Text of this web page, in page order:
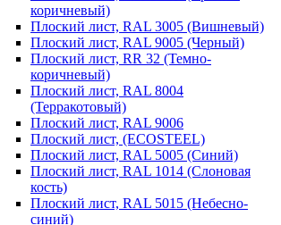
коричневый)
Плоский лист, RAL 3005 (Вишневый)
Плоский лист, RAL 9005 (Черный)
Плоский лист, RR 32 (Темно-
коричневый)
Плоский лист, RAL 8004
(Терракотовый)
Плоский лист, RAL 9006
Плоский лист, (ECOSTEEL)
Плоский лист, RAL 5005 (Синий)
Плоский лист, RAL 1014 (Слоновая
кость)
Плоский лист, RAL 5015 (Небесно-
синий)